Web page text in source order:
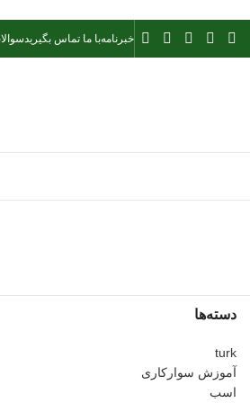
خبرنامهبا ما تماس بگیرید
دسته‌ها
turk
آموزش سوارکاری
اسب